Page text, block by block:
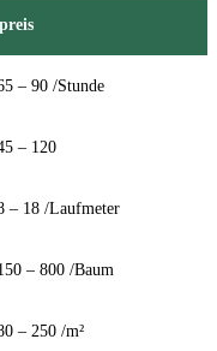
– 90 /Stunde
– 120
– 18 /Laufmeter
– 800 /Baum
– 250 /m²